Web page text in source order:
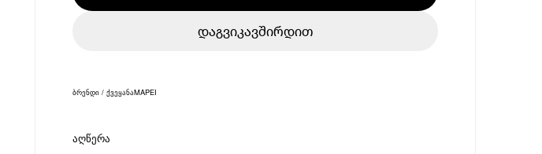
დაგვიკავშირდით
ბრენდი / ქვეყანაMAPEI
აღწერა